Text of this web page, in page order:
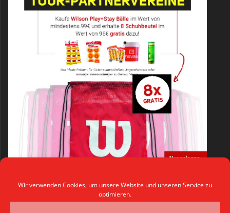
Wir verwenden Cookies, um unsere Website und unseren Service zu
optimieren.